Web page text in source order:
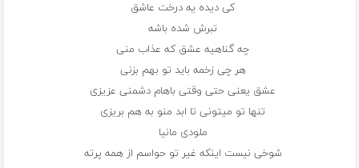
کی دیده یه درخت عاشق
تبرش شده باشه
چه گناهیه عشق که عذاب منی
هر چی زخمه باید تو بهم بزنی
عشق یعنی حتی وقتی باهام دشمنی عزیزی
تنها تو میتونی تا ابد منو به هم بریزی
ملودی مانیا
شوخی نیست اینکه غیر تو حواسم از همه پرته